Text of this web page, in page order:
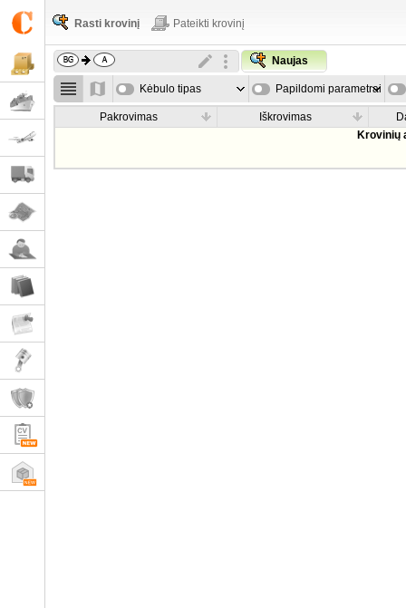
Rasti krovinį Pateikti krovinį
Naujas
Kėbulo tipas Papildomi parametrai
Pakrovimas Iškrovimas
Krovinių